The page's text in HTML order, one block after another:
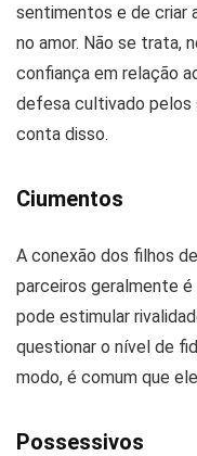
sentimentos e de criar
no amor. Não se trata,
confiança em relação
defesa cultivado pelos
conta disso.
Ciumentos
A conexão dos filhos
parceiros geralmente
pode estimular
questionar o nível de
modo, é comum que
Possessivos